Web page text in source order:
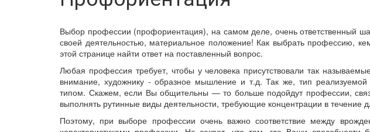
Выбор профессии (профориентация), на самом деле, очень ответственный
своей деятельностью, материальное положение! Как выбрать профессию,
этой странице найти ответ на поставленный вопрос.
Любая профессия требует, чтобы у человека присутствовали так
внимание, художнику - образное мышление и т.д. Так же, тип реализуемой
типом. Скажем, если Вы общительны — то больше подойдут профессии,
выполнять рутинные виды деятельности, требующие концентрации в течение
Поэтому, при выборе профессии очень важно соответствие между